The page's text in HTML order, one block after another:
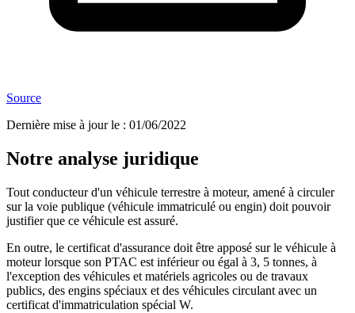
Source
Dernière mise à jour le : 01/06/2022
Notre analyse juridique
Tout conducteur d'un véhicule terrestre à moteur, amené à circuler
sur la voie publique (véhicule immatriculé ou engin) doit pouvoir
justifier que ce véhicule est assuré.
En outre, le certificat d'assurance doit être apposé sur le véhicule à
moteur lorsque son PTAC est inférieur ou égal à 3, 5 tonnes, à
l'exception des véhicules et matériels agricoles ou de travaux
publics, des engins spéciaux et des véhicules circulant avec un
certificat d'immatriculation spécial W.